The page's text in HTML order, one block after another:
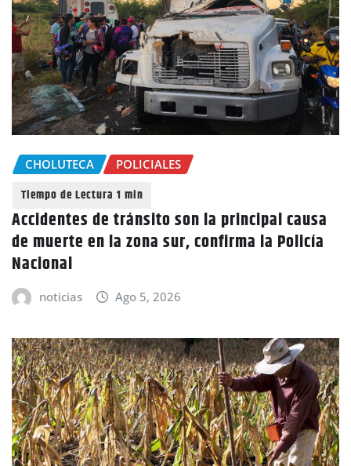
CHOLUTECA POLICIALES
Accidentes de tránsito son la principal causa
de muerte en la zona sur, confirma la Policía
Nacional
noticias Ago 5, 2026